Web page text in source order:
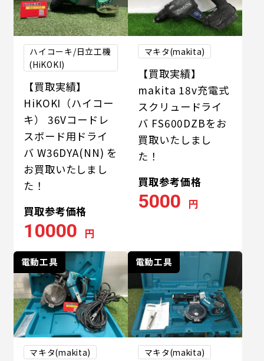
ハイコーキ/日立工機
(HiKOKI)
【買取実績】
HiKOKI（ハイコー
キ） 36Vコードレ
スボード用ドライ
バ W36DYA(NN) を
お買取いたしまし
た！
買取参考価格
10000 円
マキタ(makita)
【買取実績】
makita 18v充電式
スクリュードライ
バ FS600DZBをお
買取いたしまし
た！
買取参考価格
5000 円
電動工具
マキタ(makita)
電動工具
マキタ(makita)